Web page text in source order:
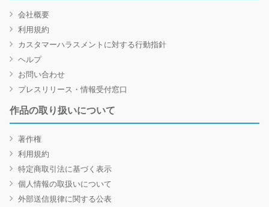
会社概要
利用規約
カスタマーハラスメントに対する行動指針
ヘルプ
お問い合わせ
プレスリリース・情報受付窓口
作品の取り扱いについて
著作権
利用規約
特定商取引法に基づく表示
個人情報の取扱いについて
外部送信規律に関する公表